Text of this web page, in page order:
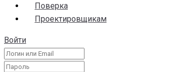
Поверка
Проектировщикам
Войти